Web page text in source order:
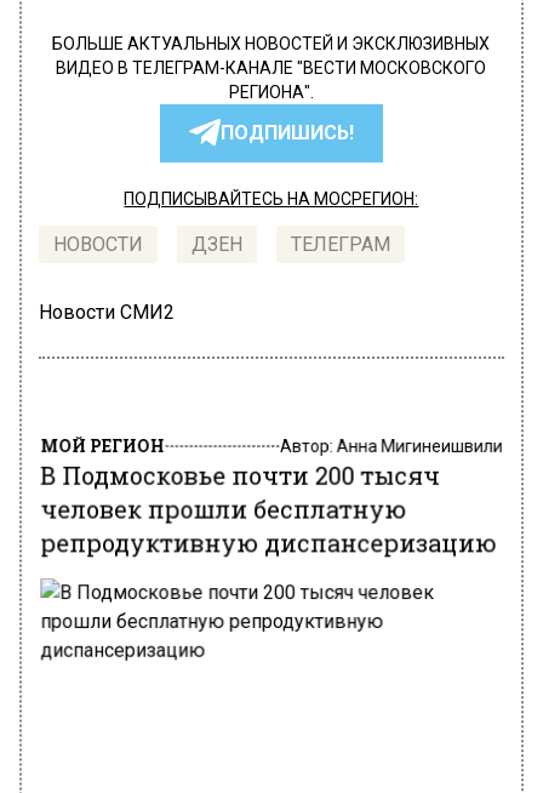
БОЛЬШЕ АКТУАЛЬНЫХ НОВОСТЕЙ И ЭКСКЛЮЗИВНЫХ
ВИДЕО В ТЕЛЕГРАМ-КАНАЛЕ "ВЕСТИ МОСКОВСКОГО
РЕГИОНА".
ПОДПИШИСЬ!
ПОДПИСЫВАЙТЕСЬ НА МОСРЕГИОН:
НОВОСТИ ДЗЕН ТЕЛЕГРАМ
Новости СМИ2
МОЙ РЕГИОН Автор: Анна Мигинеишвили
В Подмосковье почти 200 тысяч
человек прошли бесплатную
репродуктивную диспансеризацию